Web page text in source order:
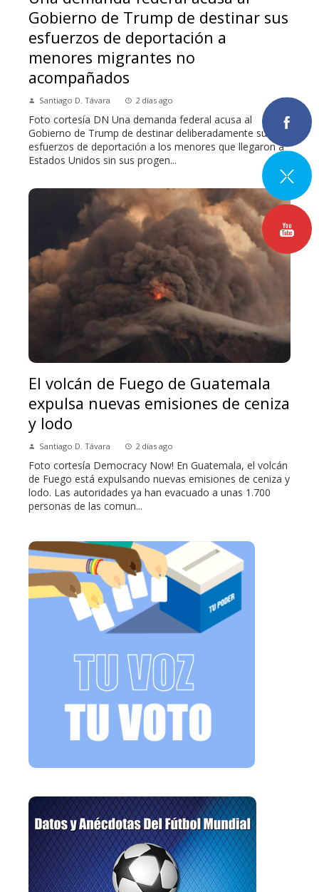
Gobierno de Trump de destinar sus
esfuerzos de deportación a
menores migrantes no
acompañados
Santiago D. Távara 2 días ago
Foto cortesía DN Una demanda federal acusa al
Gobierno de Trump de destinar deliberadamente sus
esfuerzos de deportación a los menores que llegaron a
Estados Unidos sin sus progen...
El volcán de Fuego de Guatemala
expulsa nuevas emisiones de ceniza
y lodo
Santiago D. Távara 2 días ago
Foto cortesía Democracy Now! En Guatemala, el volcán
de Fuego está expulsando nuevas emisiones de ceniza y
lodo. Las autoridades ya han evacuado a unas 1.700
personas de las comun...